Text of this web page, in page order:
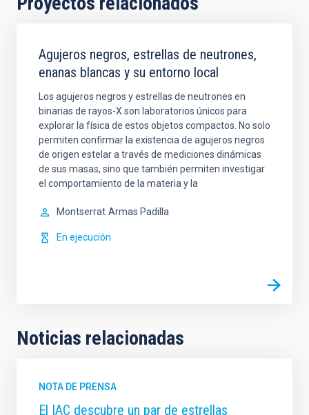
Agujeros negros, estrellas de neutrones,
enanas blancas y su entorno local
Los agujeros negros y estrellas de neutrones en
binarias de rayos-X son laboratorios únicos para
explorar la física de estos objetos compactos. No solo
permiten confirmar la existencia de agujeros negros
de origen estelar a través de mediciones dinámicas
de sus masas, sino que también permiten investigar
el comportamiento de la materia y la
Montserrat Armas Padilla
En ejecución
Noticias relacionadas
NOTA DE PRENSA
El IAC descubre un par de estrellas